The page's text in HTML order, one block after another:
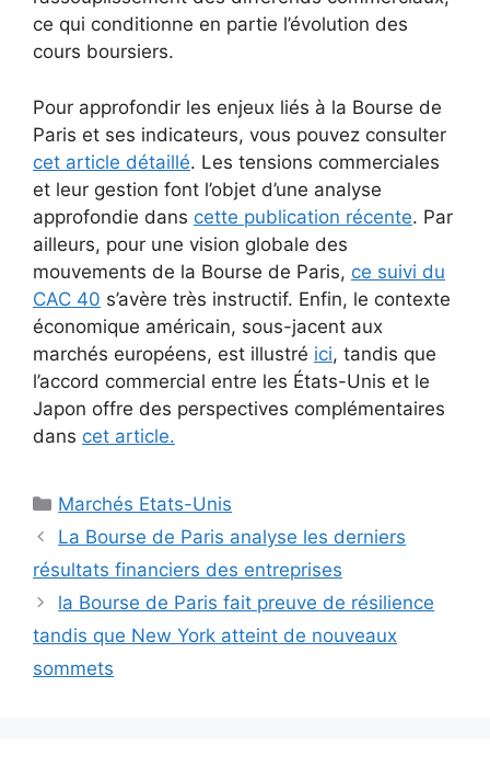
ce qui conditionne en partie l’évolution des
cours boursiers.
Pour approfondir les enjeux liés à la Bourse de
Paris et ses indicateurs, vous pouvez consulter
cet article détaillé. Les tensions commerciales
et leur gestion font l’objet d’une analyse
approfondie dans cette publication récente. Par
ailleurs, pour une vision globale des
mouvements de la Bourse de Paris, ce suivi du
CAC 40 s’avère très instructif. Enfin, le contexte
économique américain, sous-jacent aux
marchés européens, est illustré ici, tandis que
l’accord commercial entre les États-Unis et le
Japon offre des perspectives complémentaires
dans cet article.
Catégories
Marchés Etats-Unis
La Bourse de Paris analyse les derniers
résultats financiers des entreprises
la Bourse de Paris fait preuve de résilience
tandis que New York atteint de nouveaux
sommets